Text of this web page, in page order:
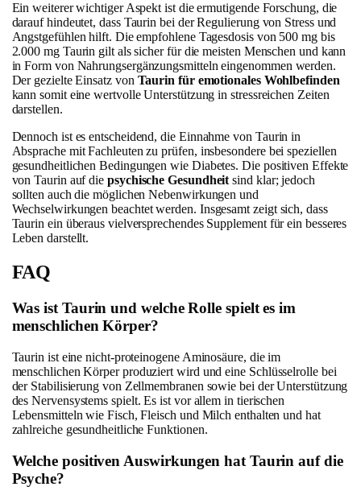
Ein weiterer wichtiger Aspekt ist die ermutigende Forschung, die
darauf hindeutet, dass Taurin bei der Regulierung von Stress und
Angstgefühlen hilft. Die empfohlene Tagesdosis von 500 mg bis
2.000 mg Taurin gilt als sicher für die meisten Menschen und kann
in Form von Nahrungsergänzungsmitteln eingenommen werden.
Der gezielte Einsatz von Taurin für emotionales Wohlbefinden
kann somit eine wertvolle Unterstützung in stressreichen Zeiten
darstellen.
Dennoch ist es entscheidend, die Einnahme von Taurin in
Absprache mit Fachleuten zu prüfen, insbesondere bei speziellen
gesundheitlichen Bedingungen wie Diabetes. Die positiven Effekte
von Taurin auf die psychische Gesundheitsind klar; jedoch
sollten auch die möglichen Nebenwirkungen und
Wechselwirkungen beachtet werden. Insgesamt zeigt sich, dass
Taurin ein überaus vielversprechendes Supplement für ein besseres
Leben darstellt.
FAQ
Was ist Taurin und welche Rolle spielt es im
menschlichen Körper?
Taurin ist eine nicht-proteinogene Aminosäure, die im
menschlichen Körper produziert wird und eine Schlüsselrolle bei
der Stabilisierung von Zellmembranen sowie bei der Unterstützung
des Nervensystems spielt. Es ist vor allem in tierischen
Lebensmitteln wie Fisch, Fleisch und Milch enthalten und hat
zahlreiche gesundheitliche Funktionen.
Welche positiven Auswirkungen hat Taurin auf die
Psyche?